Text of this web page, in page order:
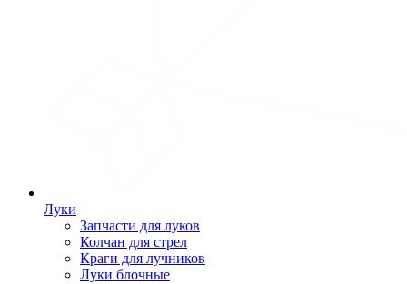
Луки
Запчасти для луков
Колчан для стрел
Краги для лучников
Луки блочные